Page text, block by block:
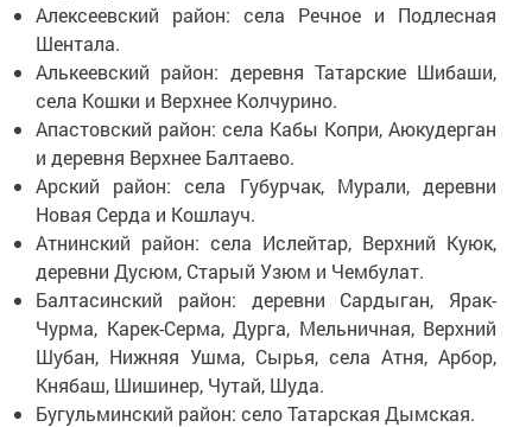
Алексеевский район: села Речное и Подлесная
Шентала.
Алькеевский район: деревня Татарские Шибаши,
села Кошки и Верхнее Колчурино.
Апастовский район: села Кабы Копри, Аюкудерган
и деревня Верхнее Балтаево.
Арский район: села Губурчак, Мурали, деревни
Новая Серда и Кошлауч.
Атнинский район: села Ислейтар, Верхний Куюк,
деревни Дусюм, Старый Узюм и Чембулат.
Балтасинский район: деревни Сардыган, Ярак-
Чурма, Карек-Серма, Дурга, Мельничная, Верхний
Шубан, Нижняя Ушма, Сырья, села Атня, Арбор,
Княбаш, Шишинер, Чутай, Шуда.
Бугульминский район: село Татарская Дымская.